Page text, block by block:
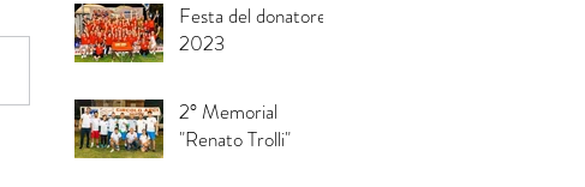
Festa del donatore
2023
2° Memorial
"Renato Trolli"